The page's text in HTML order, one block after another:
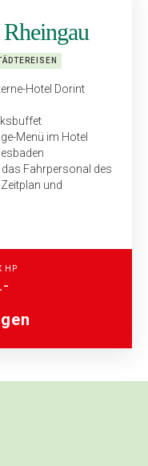
Hotel Dorint
Menü im Hotel
Fahrpersonal des
und
HP